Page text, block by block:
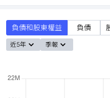
負債和股東權益 負債
近5年 季報